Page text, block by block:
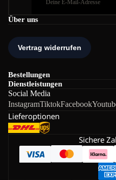
Über uns
Bestellungen
Dienstleistungen
Social Media
InstagramTiktokFacebook
Lieferoptionen
Sichere